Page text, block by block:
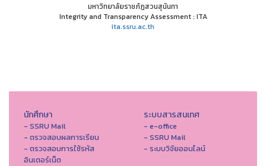
มหาวิทยาลัยราชภัฏสวนสุนันทา
Integrity and Transparency Assessment : ITA
ita.ssru.ac.th
นักศึกษา
- SSRU Mail
- ตรวจสอบผลการเรียน
- ตรวจสอบการใช้รหัส
อินเตอร์เน็ต
ระบบสารสนเทศ
- e-office
- SSRU Mail
- ระบบวิจัยออนไลน์